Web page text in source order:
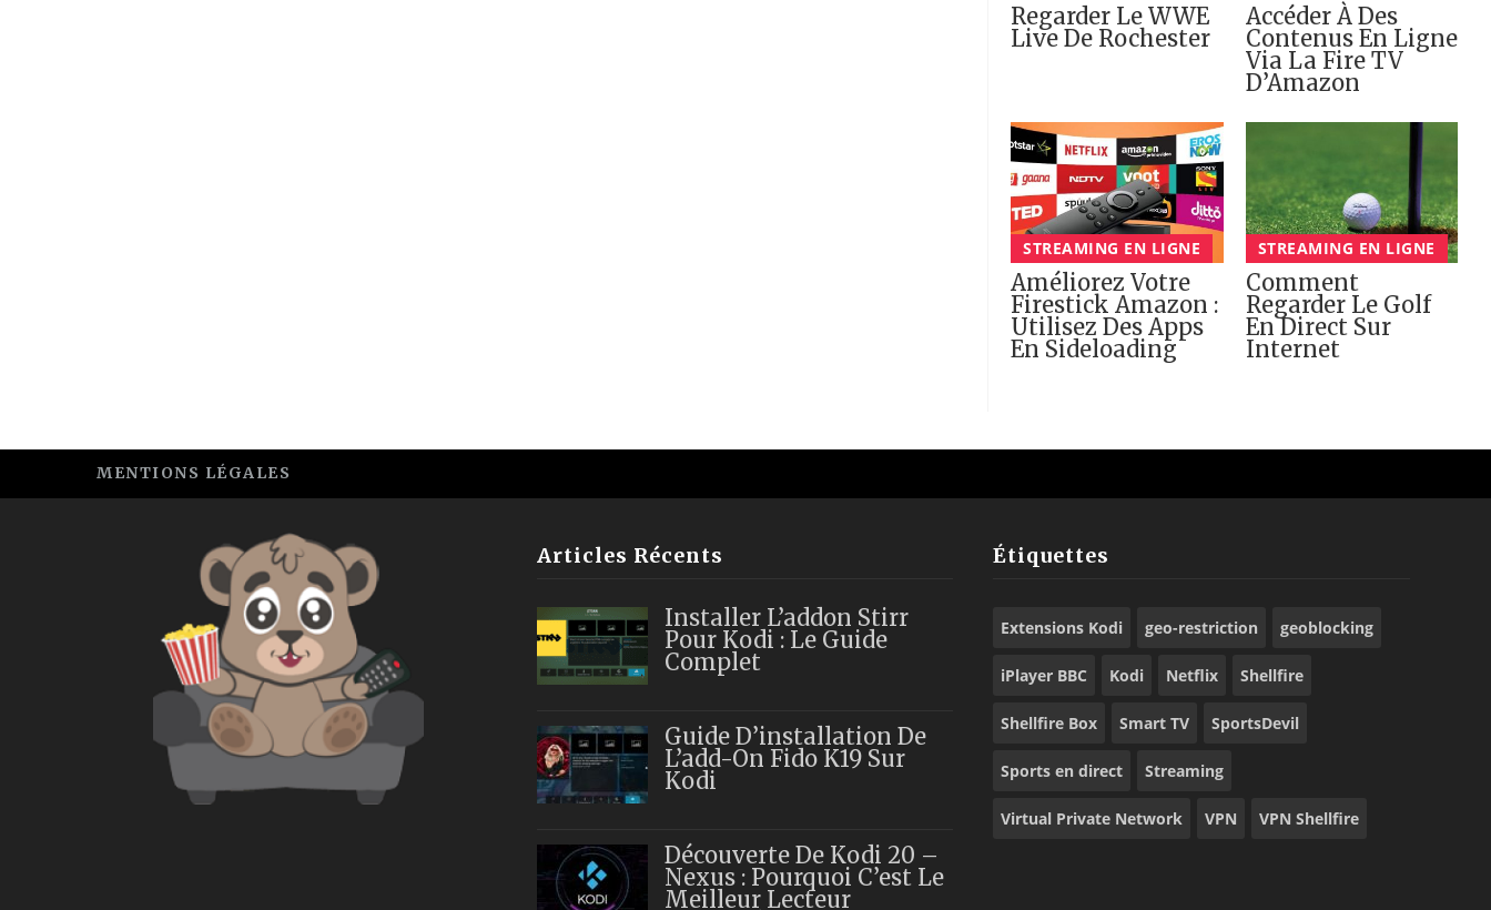
Regarder Le WWE
Live De Rochester
Accéder À Des
Contenus En Ligne
Via La Fire TV
D’Amazon
STREAMING EN LIGNE
Améliorez Votre
Firestick Amazon :
Utilisez Des Apps
En Sideloading
STREAMING EN LIGNE
Comment
Regarder Le Golf
En Direct Sur
Internet
MENTIONS LÉGALES
Articles Récents
Installer L’addon Stirr
Pour Kodi : Le Guide
Complet
Guide D’installation De
L’add-On Fido K19 Sur
Kodi
Découverte De Kodi 20 –
Nexus : Pourquoi C’est Le
Meilleur Lecteur
Étiquettes
Extensions Kodi geo-restriction geoblocking
iPlayer BBC Kodi Netflix Shellfire
Shellfire Box Smart TV SportsDevil
Sports en direct Streaming
Virtual Private Network VPN VPN Shellfire